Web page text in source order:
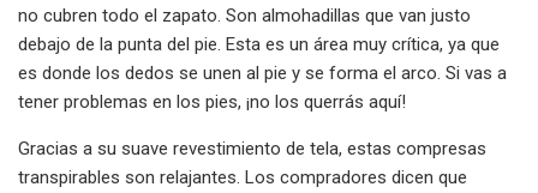
no cubren todo el zapato. Son almohadillas que van justo
debajo de la punta del pie. Esta es un área muy crítica, ya que
es donde los dedos se unen al pie y se forma el arco. Si vas a
tener problemas en los pies, ¡no los querrás aquí!
Gracias a su suave revestimiento de tela, estas compresas
transpirables son relajantes. Los compradores dicen que